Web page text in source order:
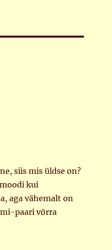
siis mis üldse on?
kui
aga vähemalt on
paari võrra